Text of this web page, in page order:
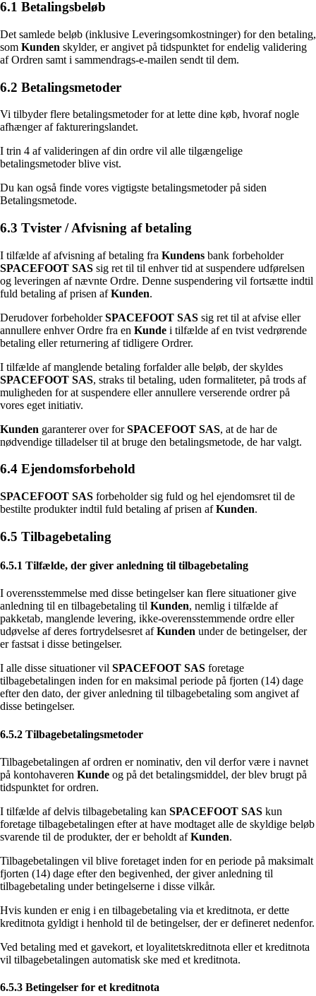
6.1 Betalingsbeløb
Det samlede beløb (inklusive Leveringsomkostninger) for den betaling,
som Kunden skylder, er angivet på tidspunktet for endelig validering
af Ordren samt i sammendrags-e-mailen sendt til dem.
6.2 Betalingsmetoder
Vi tilbyder flere betalingsmetoder for at lette dine køb, hvoraf nogle
afhænger af faktureringslandet.
I trin 4 af valideringen af din ordre vil alle tilgængelige
betalingsmetoder blive vist.
Du kan også finde vores vigtigste betalingsmetoder på siden
Betalingsmetode.
6.3 Tvister / Afvisning af betaling
I tilfælde af afvisning af betaling fra Kundens bank forbeholder
SPACEFOOT SAS sig ret til til enhver tid at suspendere udførelsen
og leveringen af nævnte Ordre. Denne suspendering vil fortsætte indtil
fuld betaling af prisen afKunden.
Derudover forbeholderSPACEFOOT SAS sig ret til at afvise eller
annullere enhver Ordre fra en Kunde i tilfælde af en tvist vedrørende
betaling eller returnering af tidligere Ordrer.
I tilfælde af manglende betaling forfalder alle beløb, der skyldes
SPACEFOOT SAS, straks til betaling, uden formaliteter, på trods af
muligheden for at suspendere eller annullere verserende ordrer på
vores eget initiativ.
Kunden garanterer over forSPACEFOOT SAS, at de har de
nødvendige tilladelser til at bruge den betalingsmetode, de har valgt.
6.4 Ejendomsforbehold
SPACEFOOT SAS forbeholder sig fuld og hel ejendomsret til de
bestilte produkter indtil fuld betaling af prisen afKunden.
6.5 Tilbagebetaling
6.5.1 Tilfælde, der giver anledning til tilbagebetaling
I overensstemmelse med disse betingelser kan flere situationer give
anledning til en tilbagebetaling til Kunden, nemlig i tilfælde af
pakketab, manglende levering, ikke-overensstemmende ordre eller
udøvelse af deres fortrydelsesret afKunden under de betingelser, der
er fastsat i disse betingelser.
I alle disse situationer vil SPACEFOOT SAS foretage
tilbagebetalingen inden for en maksimal periode på fjorten (14) dage
efter den dato, der giver anledning til tilbagebetaling som angivet af
disse betingelser.
6.5.2 Tilbagebetalingsmetoder
Tilbagebetalingen af ordren er nominativ, den vil derfor være i navnet
på kontohaveren Kunde og på det betalingsmiddel, der blev brugt på
tidspunktet for ordren.
I tilfælde af delvis tilbagebetaling kan SPACEFOOT SAS kun
foretage tilbagebetalingen efter at have modtaget alle de skyldige beløb
svarende til de produkter, der er beholdt afKunden.
Tilbagebetalingen vil blive foretaget inden for en periode på maksimalt
fjorten (14) dage efter den begivenhed, der giver anledning til
tilbagebetaling under betingelserne i disse vilkår.
Hvis kunden er enig i en tilbagebetaling via et kreditnota, er dette
kreditnota gyldigt i henhold til de betingelser, der er defineret nedenfor.
Ved betaling med et gavekort, et loyalitetskreditnota eller et kreditnota
vil tilbagebetalingen automatisk ske med et kreditnota.
6.5.3 Betingelser for et kreditnota